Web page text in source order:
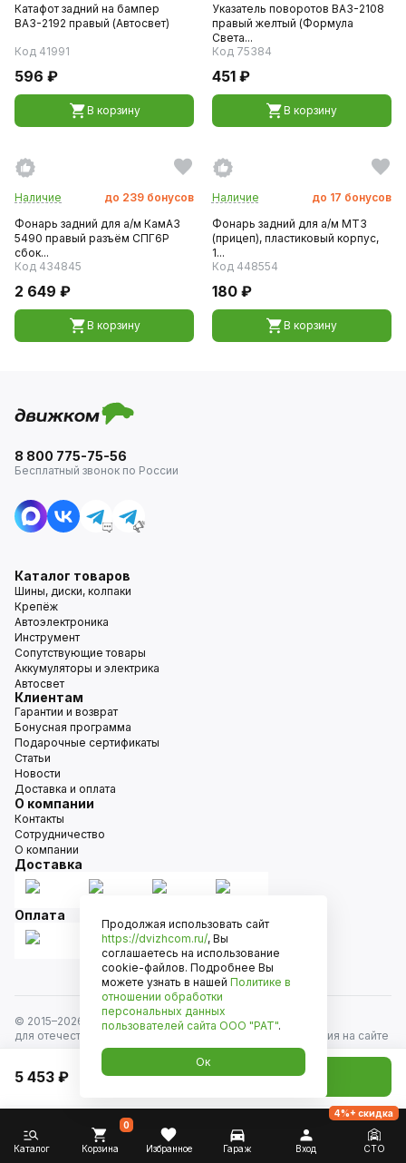
Катафот задний на бампер
ВАЗ-2192 правый (Автосвет)
Код 41991
596 ₽
В корзину
Указатель поворотов ВАЗ-2108
правый желтый (Формула
Света...
Код 75384
451 ₽
В корзину
Наличие до 239 бонусов
Фонарь задний для а/м КамАЗ
5490 правый разъём СПГ6Р
сбок...
Код 434845
2 649 ₽
В корзину
Наличие до 17 бонусов
Фонарь задний для а/м МТЗ
(прицеп), пластиковый корпус,
1...
Код 448554
180 ₽
В корзину
5 453 ₽ Добавить в корзину
8 800 775-75-56
Бесплатный звонок по России
Каталог товаров
Шины, диски, колпаки
Крепёж
Автоэлектроника
Инструмент
Сопутствующие товары
Аккумуляторы и электрика
Автосвет
Клиентам
Гарантии и возврат
Бонусная программа
Подарочные сертификаты
Статьи
Новости
Доставка и оплата
О компании
Контакты
Сотрудничество
О компании
Доставка
Оплата
© 2015–2026
Движком — сеть магазинов автозапчастей
для отечественных автомобилей и иномарок. Информация на сайте
носит исключительно информационный характер и не является
публичной офертой, определяемой положениями
ст. 437 Гражданского кодекса РФ. Все права защищены.
Каталог Корзина
0
Избранное Гараж Вход СТО
4%+ скидка
Продолжая использовать сайт
https://dvizhcom.ru/, Вы
соглашаетесь на использование
cookie-файлов. Подробнее Вы
можете узнать в нашей Политике в
отношении обработки
персональных данных
пользователей сайта ООО "РАТ".
Ок